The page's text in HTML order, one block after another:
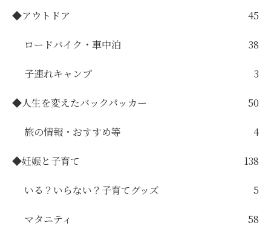
◆アウトドア
45
ロードバイク・車中泊 38
子連れキャンプ 3
◆人生を変えたバックパッカー 50
旅の情報・おすすめ等 4
◆妊娠と子育て 138
いる？いらない？子育てグッズ 5
マタニティ 58